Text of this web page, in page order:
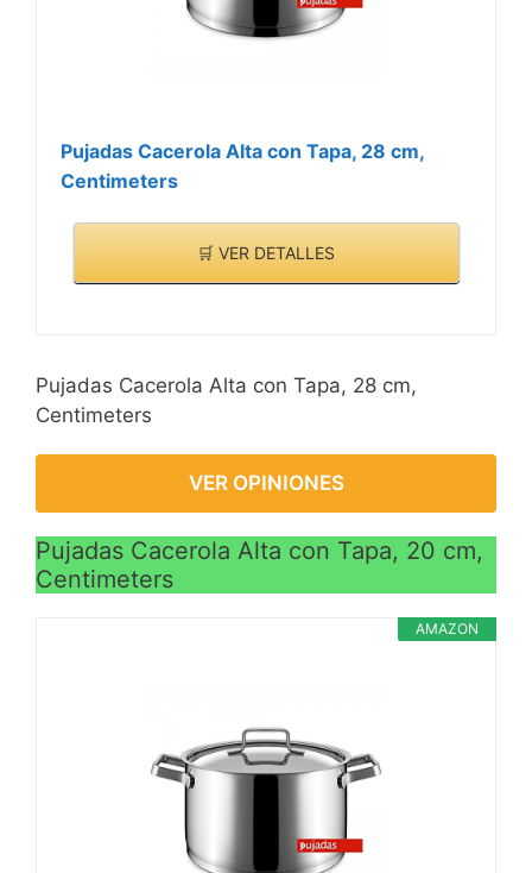
Pujadas Cacerola Alta con Tapa, 28 cm,
Centimeters
🛒 VER DETALLES
Pujadas Cacerola Alta con Tapa, 28 cm,
Centimeters
VER OPINIONES
Pujadas Cacerola Alta con Tapa, 20 cm,
Centimeters
AMAZON